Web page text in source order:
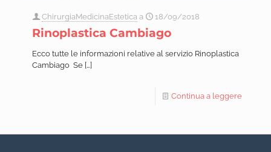
ChirurgiaMedicinaEstetica a 18/09/2018
Rinoplastica Cambiago
Ecco tutte le informazioni relative al servizio Rinoplastica
Cambiago Se […]
Continua a leggere